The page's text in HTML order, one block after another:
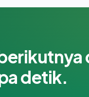
detik.